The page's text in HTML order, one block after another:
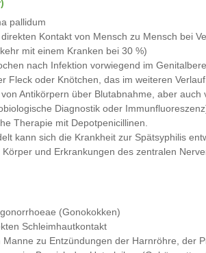
pallidum
Kontakt von Mensch zu Mensch bei
mit einem Kranken bei 30 %)
nach Infektion vorwiegend im
Fleck oder Knötchen, das im weiteren
Antikörpern über Blutabnahme, aber
Diagnostik oder
Therapie mit Depotpenicillinen.
kann sich die Krankheit zur Spätsyphilis
und Erkrankungen des zentralen
(Gonokokken)
Schleimhautkontakt
Manne zu Entzündungen der Harnröhre, der